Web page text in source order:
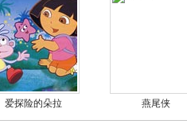
爱探险的朵拉 燕尾侠